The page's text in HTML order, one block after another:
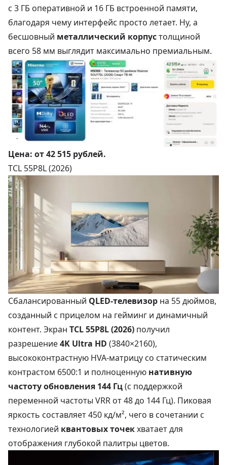
с 3 ГБ оперативной и 16 ГБ встроенной памяти,
благодаря чему интерфейс просто летает. Ну, а
бесшовный металлический корпустолщиной
всего 58 мм выглядит максимально премиальным.
Цена: от 42 515 рублей.
TCL 55P8L (2026)
Сбалансированный QLED-телевизор на 55 дюймов,
созданный с прицелом на гейминг и динамичный
контент. Экран TCL 55P8L (2026) получил
разрешение4K Ultra HD (3840×2160),
высококонтрастную HVA-матрицу со статическим
контрастом 6500:1 и полноценную нативную
частоту обновления 144 Гц(с поддержкой
переменной частоты VRR от 48 до 144 Гц). Пиковая
яркость составляет 450 кд/м², чего в сочетании с
технологией квантовых точекхватает для
отображения глубокой палитры цветов.